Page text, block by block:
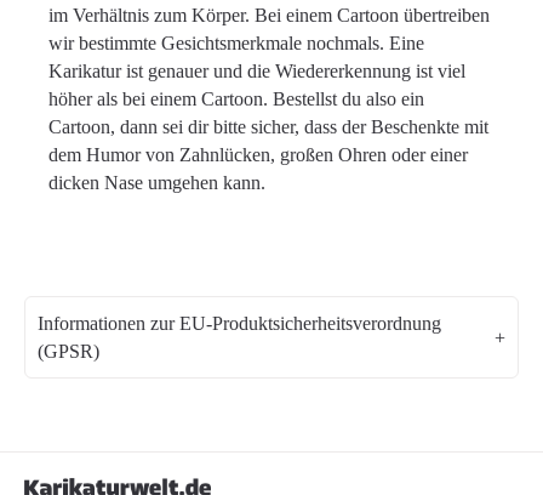
im Verhältnis zum Körper. Bei einem Cartoon übertreiben
wir bestimmte Gesichtsmerkmale nochmals. Eine
Karikatur ist genauer und die Wiedererkennung ist viel
höher als bei einem Cartoon. Bestellst du also ein
Cartoon, dann sei dir bitte sicher, dass der Beschenkte mit
dem Humor von Zahnlücken, großen Ohren oder einer
dicken Nase umgehen kann.
Informationen zur EU-Produktsicherheitsverordnung
(GPSR)